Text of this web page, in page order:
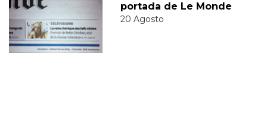
portada de Le Monde
20 Agosto